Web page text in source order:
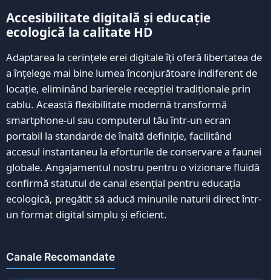
Accesibilitate digitală și educație
ecologică la calitate HD
Adaptarea la cerințele erei digitale îți oferă libertatea de
a înțelege mai bine lumea înconjurătoare indiferent de
locație, eliminând barierele recepției tradiționale prin
cablu. Această flexibilitate modernă transformă
smartphone-ul sau computerul tău într-un ecran
portabil la standarde de înaltă definiție, facilitând
accesul instantaneu la eforturile de conservare a faunei
globale. Angajamentul nostru pentru o vizionare fluidă
confirmă statutul de canal esențial pentru educația
ecologică, pregătit să aducă minunile naturii direct într-
un format digital simplu și eficient.
Canale Recomandate